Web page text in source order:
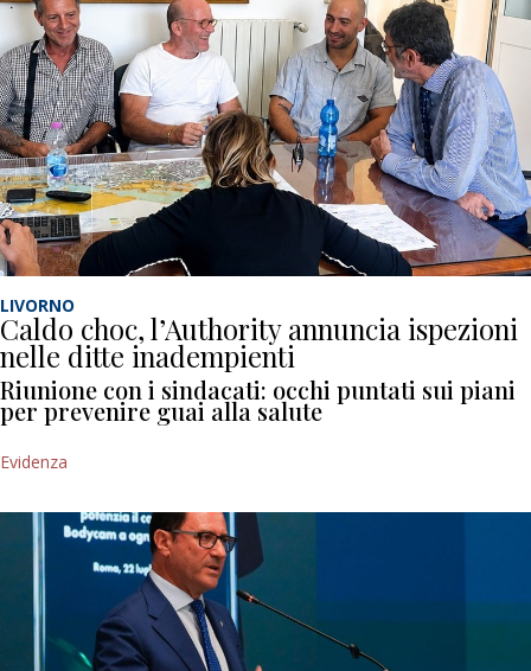
LIVORNO
Caldo choc, l’Authority annuncia ispezioni
nelle ditte inadempienti
Riunione con i sindacati: occhi puntati sui piani
per prevenire guai alla salute
Evidenza